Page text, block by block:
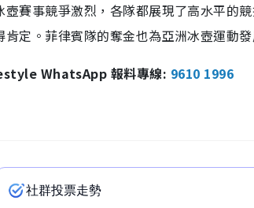
賽事競爭激烈，各隊都展現了高水平的
定。菲律賓隊的奪金也為亞洲冰壺運動
WhatsApp 報料專線: 9610 1996